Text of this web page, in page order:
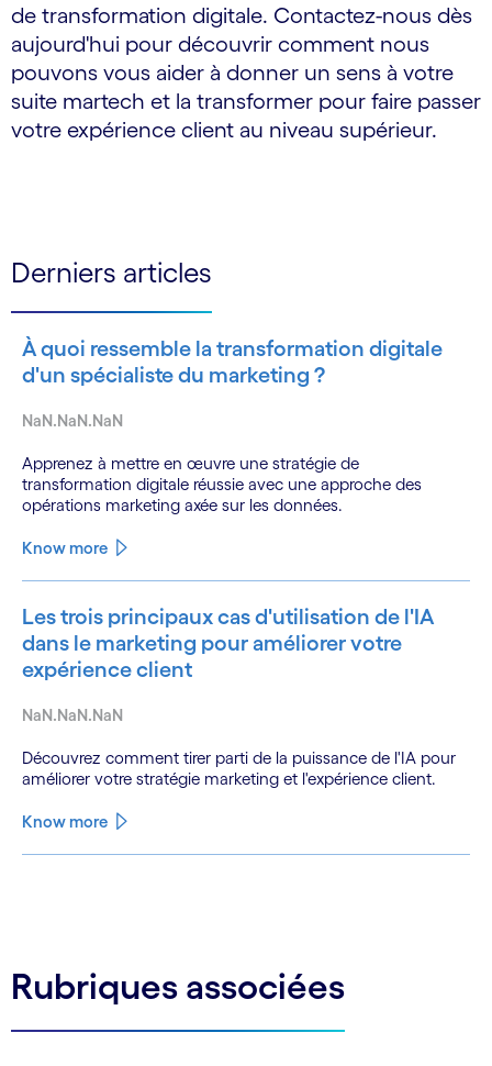
de transformation digitale. Contactez-nous dès
aujourd'hui pour découvrir comment nous
pouvons vous aider à donner un sens à votre
suite martech et la transformer pour faire passer
votre expérience client au niveau supérieur.
Derniers articles
À quoi ressemble la transformation digitale
d'un spécialiste du marketing ?
NaN.NaN.NaN
Apprenez à mettre en œuvre une stratégie de
transformation digitale réussie avec une approche des
opérations marketing axée sur les données.
Know more
Les trois principaux cas d'utilisation de l'IA
dans le marketing pour améliorer votre
expérience client
NaN.NaN.NaN
Découvrez comment tirer parti de la puissance de l'IA pour
améliorer votre stratégie marketing et l'expérience client.
Know more
Rubriques associées